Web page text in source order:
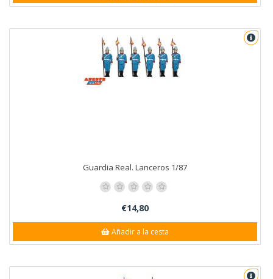
Guardia Real. Lanceros 1/87
€14,80
Añadir a la cesta